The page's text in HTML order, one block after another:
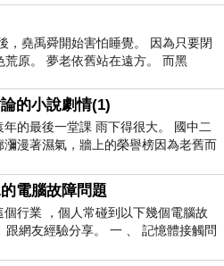
，堯禹舜開始害怕睡覺。 因為只要閉
荒原。 夢老依舊站在遠方。 而黑
的小說劇情(1)
年的最後一堂課 雨下得很大。 國中二
瀰漫著濕氣，牆上的榮譽榜因為老舊而
堯禹舜站在辦公室外，手
電腦故障問題
個行業 ，個人常碰到以下幾個電腦故
網友經驗分享。 一 、 記憶體接觸問